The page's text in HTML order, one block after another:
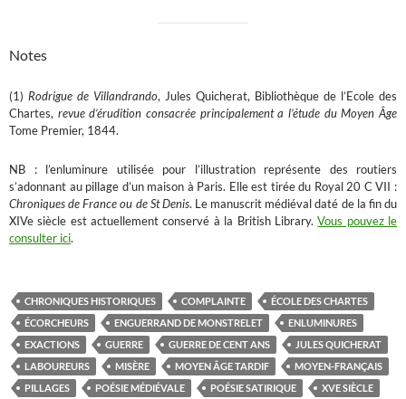
Notes
(1) Rodrigue de Villandrando, Jules Quicherat, Bibliothèque de l’Ecole des
Chartes, revue d’érudition consacrée principalement a l’étude du Moyen Âge
Tome Premier, 1844.
NB : l’enluminure utilisée pour l’illustration représente des routiers
s’adonnant au pillage d’un maison à Paris. Elle est tirée du Royal 20 C VII :
Chroniques de France ou de St Denis. Le manuscrit médiéval daté de la fin du
XIVe siècle est actuellement conservé à la British Library.Vous pouvez le
consulter ici.
CHRONIQUES HISTORIQUES COMPLAINTE
ÉCOLE DES CHARTES
ÉCORCHEURS
ENGUERRAND DE MONSTRELET
ENLUMINURES
EXACTIONS
GUERRE GUERRE DE CENT ANS
JULES QUICHERAT
LABOUREURS
MISÈRE MOYEN ÂGE TARDIF
MOYEN-FRANÇAIS
PILLAGES
POÉSIE MÉDIÉVALE POÉSIE SATIRIQUE XVE SIÈCLE